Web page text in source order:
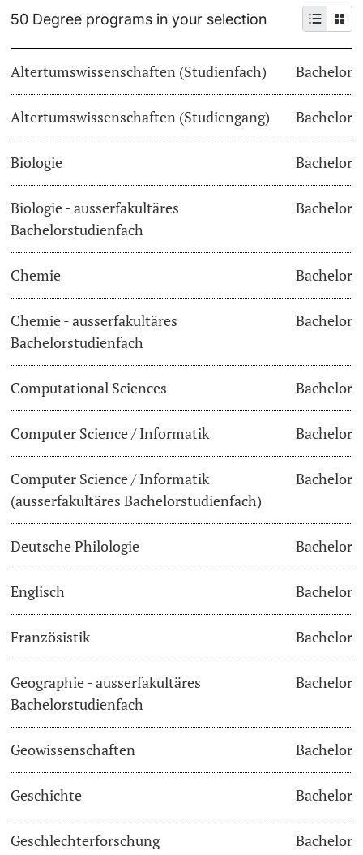
PhD Candidates
Donors & Alumni
Further information
Lecturers
Informations, Events & Get a Taste
Student Advice Center
Academic Advice
In My Studies
Course Directory
Course Registration
Dates
Documents & Verification
Welcome to the University of Basel
Mobility
Course Auditors
Student Life
Campus Stories
Advice & Support
Student Advice Center
Funding
Continuing Education
University
50 Degree programs in your selection
Altertumswissenschaften (Studienfach) Bachelor
Altertumswissenschaften (Studiengang) Bachelor
Biologie Bachelor
Biologie - ausserfakultäres
Bachelorstudienfach
Bachelor
Chemie Bachelor
Chemie - ausserfakultäres
Bachelorstudienfach
Bachelor
Computational Sciences Bachelor
Computer Science / Informatik Bachelor
Computer Science / Informatik
(ausserfakultäres Bachelorstudienfach)
Bachelor
Deutsche Philologie Bachelor
Englisch Bachelor
Französistik Bachelor
Geographie - ausserfakultäres
Bachelorstudienfach
Bachelor
Geowissenschaften Bachelor
Geschichte Bachelor
Geschlechterforschung Bachelor